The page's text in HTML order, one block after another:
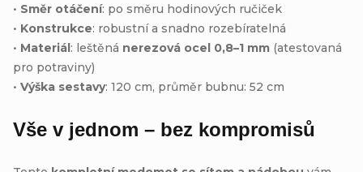
• Směr otáčení: po směru hodinových ručiček
• Konstrukce: robustní a snadno rozebíratelná
• Materiál: leštěná nerezová ocel 0,8–1 mm (atestovaná
pro potraviny)
• Výška sestavy: 120 cm, průměr bubnu: 52 cm
Vše v jednom – bez kompromisů